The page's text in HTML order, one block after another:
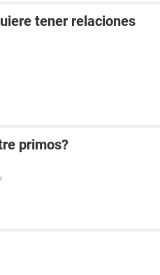
tener relaciones
primos?